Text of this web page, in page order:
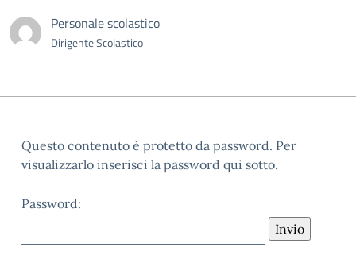
Personale scolastico
Dirigente Scolastico
Questo contenuto è protetto da password. Per
visualizzarlo inserisci la password qui sotto.
Password: